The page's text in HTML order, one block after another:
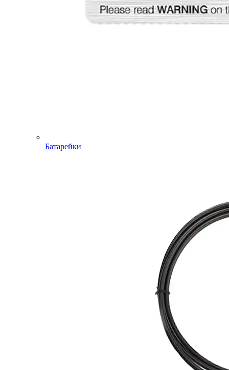
Батарейки